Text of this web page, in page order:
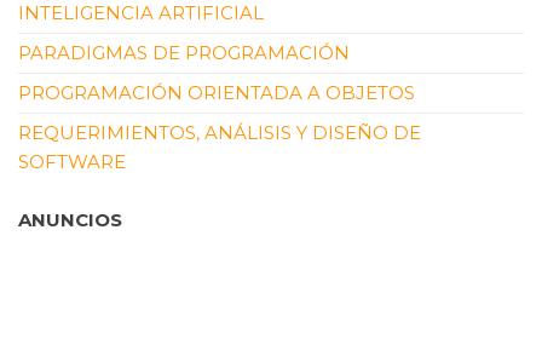
INTELIGENCIA ARTIFICIAL
PARADIGMAS DE PROGRAMACIÓN
PROGRAMACIÓN ORIENTADA A OBJETOS
REQUERIMIENTOS, ANÁLISIS Y DISEÑO DE
SOFTWARE
ANUNCIOS